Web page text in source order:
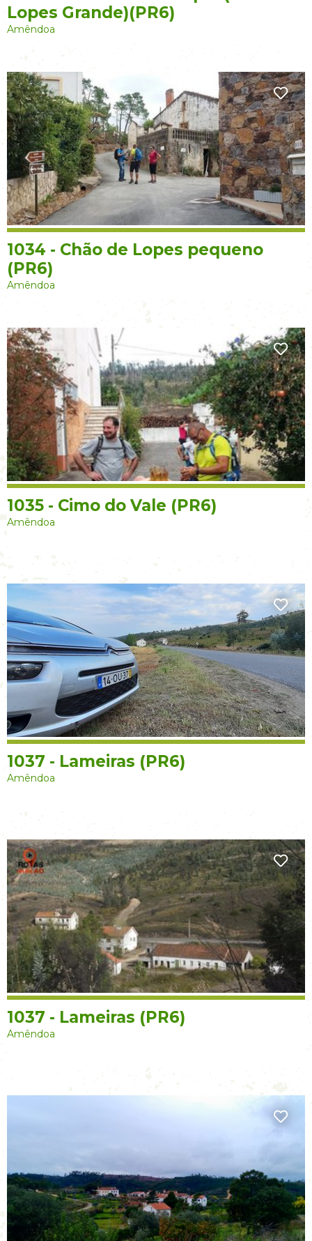
Lopes Grande)(PR6)
Amêndoa
1034 - Chão de Lopes pequeno
(PR6)
Amêndoa
1035 - Cimo do Vale (PR6)
Amêndoa
1037 - Lameiras (PR6)
Amêndoa
1037 - Lameiras (PR6)
Amêndoa